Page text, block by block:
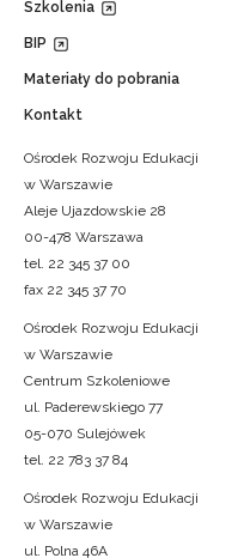
Szkolenia
BIP
Materiały do pobrania
Kontakt
Ośrodek Rozwoju Edukacji
w Warszawie
Aleje Ujazdowskie 28
00-478 Warszawa
tel. 22 345 37 00
fax 22 345 37 70
Ośrodek Rozwoju Edukacji
w Warszawie
Centrum Szkoleniowe
ul. Paderewskiego 77
05-070 Sulejówek
tel. 22 783 37 84
Ośrodek Rozwoju Edukacji
w Warszawie
ul. Polna 46A